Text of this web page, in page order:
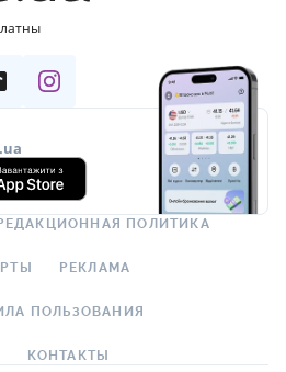
ПОЛИТИКА
РЕКЛАМА
ПОЛЬЗОВАНИЯ
КОНТАКТЫ